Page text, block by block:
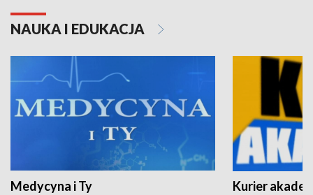
NAUKA I EDUKACJA
Medycyna i Ty Kurier